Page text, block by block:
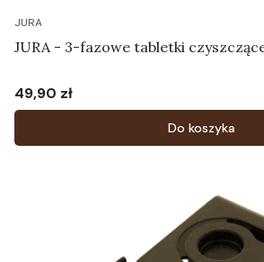
JURA
JURA - 3-fazowe tabletki
Cena
49,90 zł
Do koszyka